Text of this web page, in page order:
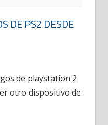
DE PS2 DESDE
de playstation 2
otro dispositivo de